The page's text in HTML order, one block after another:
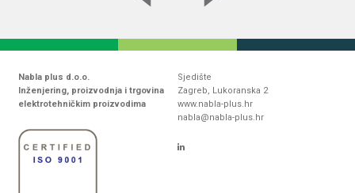
Nabla plus d.o.o.
Inženjering, proizvodnja i trgovina
elektrotehničkim proizvodima
Sjedište
Zagreb, Lukoranska 2
www.nabla-plus.hr
nabla@nabla-plus.hr